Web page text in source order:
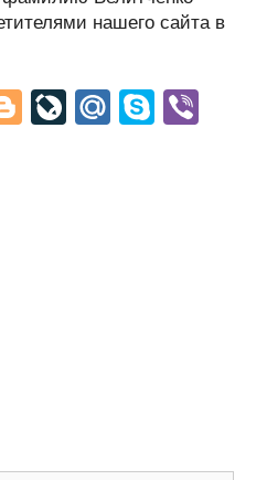
нашего сайта в
Bl Li
M S